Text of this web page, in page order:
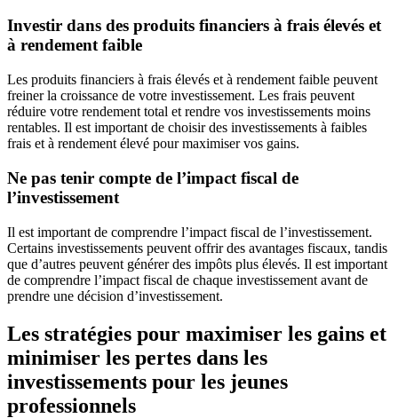
Investir dans des produits financiers à frais élevés et
à rendement faible
Les produits financiers à frais élevés et à rendement faible peuvent
freiner la croissance de votre investissement. Les frais peuvent
réduire votre rendement total et rendre vos investissements moins
rentables. Il est important de choisir des investissements à faibles
frais et à rendement élevé pour maximiser vos gains.
Ne pas tenir compte de l’impact fiscal de
l’investissement
Il est important de comprendre l’impact fiscal de l’investissement.
Certains investissements peuvent offrir des avantages fiscaux, tandis
que d’autres peuvent générer des impôts plus élevés. Il est important
de comprendre l’impact fiscal de chaque investissement avant de
prendre une décision d’investissement.
Les stratégies pour maximiser les gains et
minimiser les pertes dans les
investissements pour les jeunes
professionnels